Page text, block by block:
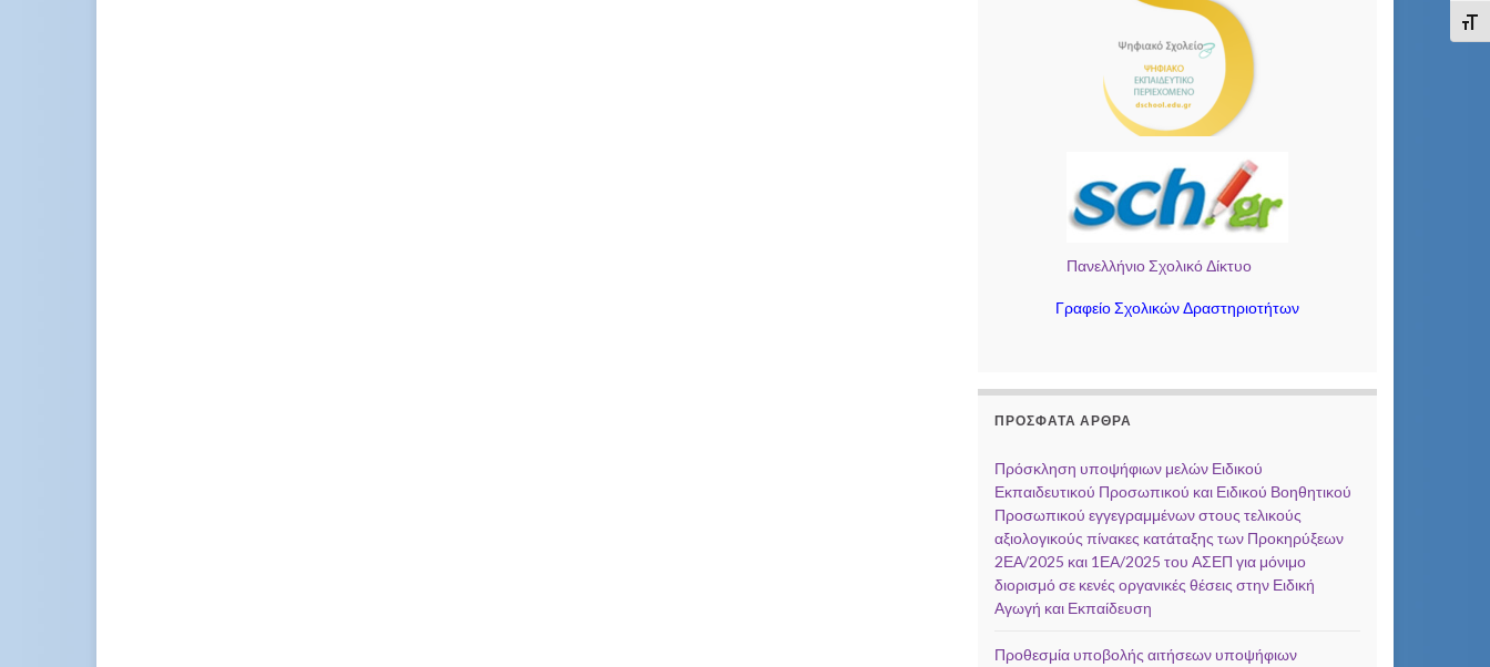
Πανελλήνιο Σχολικό Δίκτυο
Γραφείο Σχολικών Δραστηριοτήτων
ΠΡΌΣΦΑΤΑ ΆΡΘΡΑ
Πρόσκληση υποψήφιων μελών Ειδικού
Εκπαιδευτικού Προσωπικού και Ειδικού Βοηθητικού
Προσωπικού εγγεγραμμένων στους τελικούς
αξιολογικούς πίνακες κατάταξης των Προκηρύξεων
2ΕΑ/2025 και 1ΕΑ/2025 του ΑΣΕΠ για μόνιμο
διορισμό σε κενές οργανικές θέσεις στην Ειδική
Αγωγή και Εκπαίδευση
Προθεσμία υποβολής αιτήσεων υποψήφιων